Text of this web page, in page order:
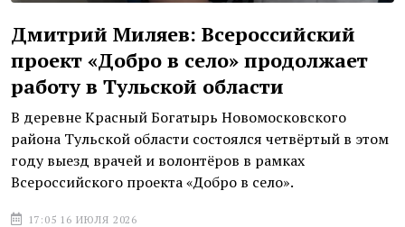
Дмитрий Миляев: Всероссийский
проект «Добро в село» продолжает
работу в Тульской области
В деревне Красный Богатырь Новомосковского
района Тульской области состоялся четвёртый в этом
году выезд врачей и волонтёров в рамках
Всероссийского проекта «Добро в село».
17:05 16 ИЮЛЯ 2026